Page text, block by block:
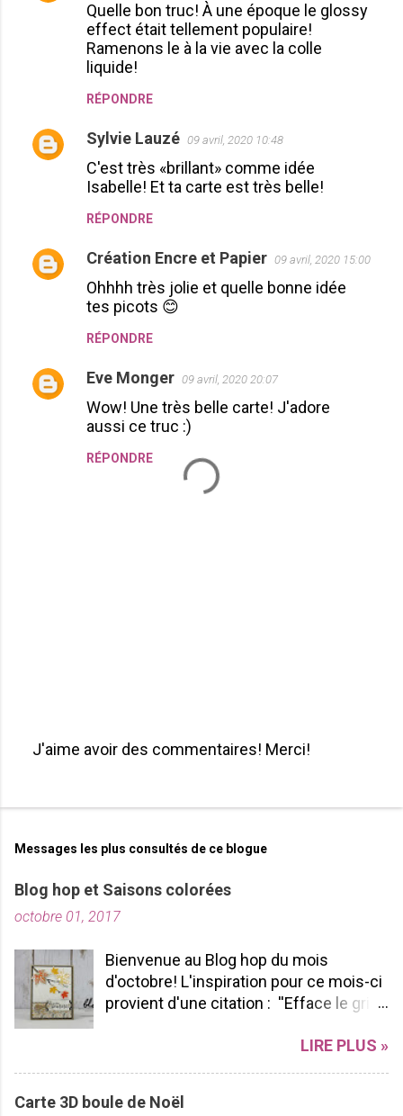
t
s
Quelle bon truc! À une époque le glossy
effect était tellement populaire!
Ramenons le à la vie avec la colle
liquide!
RÉPONDRE
Sylvie Lauzé 09 avril, 2020 10:48
C'est très «brillant» comme idée
Isabelle! Et ta carte est très belle!
RÉPONDRE
Création Encre et Papier 09 avril, 2020 15:00
Ohhhh très jolie et quelle bonne idée
tes picots 😊
RÉPONDRE
Eve Monger 09 avril, 2020 20:07
Wow! Une très belle carte! J'adore
aussi ce truc :)
RÉPONDRE
b
i
r
u
n
o
m
m
e
a
r
J'aime avoir des commentaires! Merci!
Messages les plus consultés de ce blogue
Blog hop et Saisons colorées
octobre 01, 2017
Bienvenue au Blog hop du mois
d'octobre! L'inspiration pour ce mois-ci
provient d'une citation : ''Efface le gris
possèdes à l'intérieur!'' -pablopicasso
J'espère que vous apprécierez votre
laisser des commentaires ça fait
LIRE PLUS »
Carte 3D boule de Noël